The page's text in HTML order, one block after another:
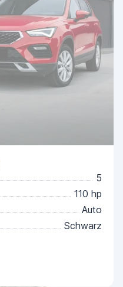
5
110 hp
Auto
Schwarz